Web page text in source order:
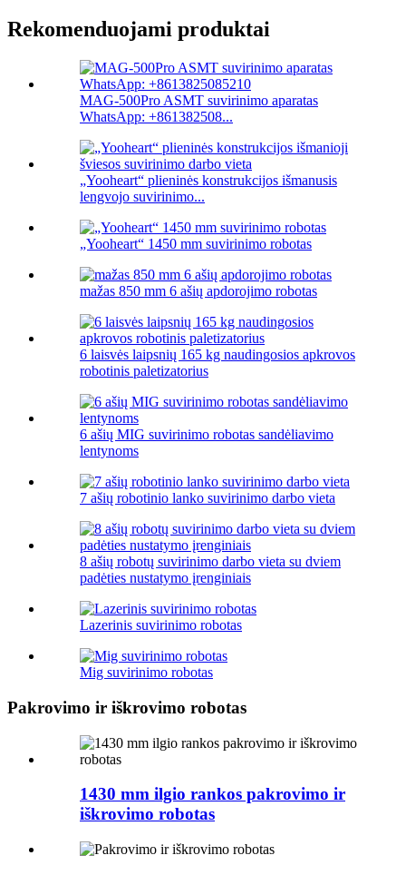
Rekomenduojami produktai
MAG-500Pro ASMT suvirinimo aparatas
WhatsApp: +861382508...
„Yooheart“ plieninės konstrukcijos išmanusis
lengvojo suvirinimo...
„Yooheart“ 1450 mm suvirinimo robotas
mažas 850 mm 6 ašių apdorojimo robotas
6 laisvės laipsnių 165 kg naudingosios apkrovos
robotinis paletizatorius
6 ašių MIG suvirinimo robotas sandėliavimo
lentynoms
7 ašių robotinio lanko suvirinimo darbo vieta
8 ašių robotų suvirinimo darbo vieta su dviem
padėties nustatymo įrenginiais
Lazerinis suvirinimo robotas
Mig suvirinimo robotas
Pakrovimo ir iškrovimo robotas
1430 mm ilgio rankos pakrovimo ir
iškrovimo robotas